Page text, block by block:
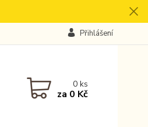
Přihlášení
0ks
za 0 Kč